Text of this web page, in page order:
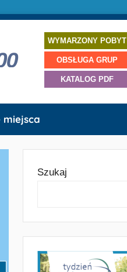
WYMARZONY POBYT
OBSŁUGA GRUP
KATALOG PDF
miejsca
Szukaj